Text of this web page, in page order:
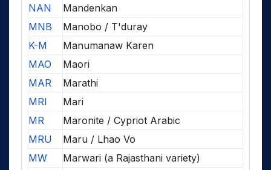
NAN
Mandenkan
MNB
Manobo / T'duray
K-M
Manumanaw Karen
MAO
Maori
MAR
Marathi
MRI
Mari
MR
Maronite / Cypriot Arabic
MRU
Maru / Lhao Vo
MW
Marwari (a Rajasthani variety)